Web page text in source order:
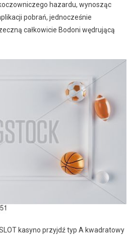
hazardu, wynosząc
pobrań, jednocześnie
całkowicie Bodoni wędrującą
kasyno przyjdź typ A kwadratowy